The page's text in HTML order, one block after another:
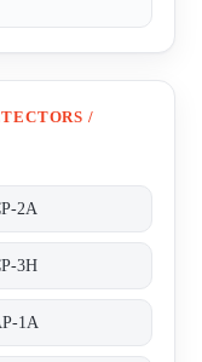
/
2A
3H
1A